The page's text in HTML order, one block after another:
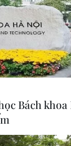
thẳng thắn về
Đông.
Bách khoa